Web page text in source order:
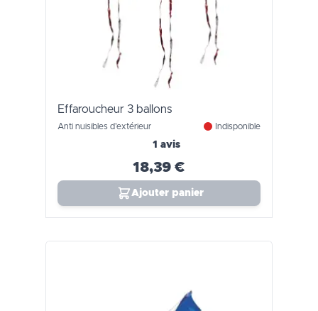
Effaroucheur 3 ballons
Anti nuisibles d'extérieur Indisponible
1 avis
18,39 €
Ajouter panier